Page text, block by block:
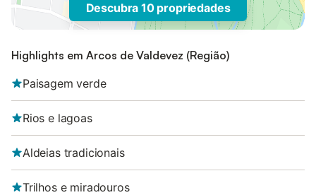
Descubra 10 propriedades
Highlights em Arcos de Valdevez (Região)
Paisagem verde
Rios e lagoas
Aldeias tradicionais
Trilhos e miradouros